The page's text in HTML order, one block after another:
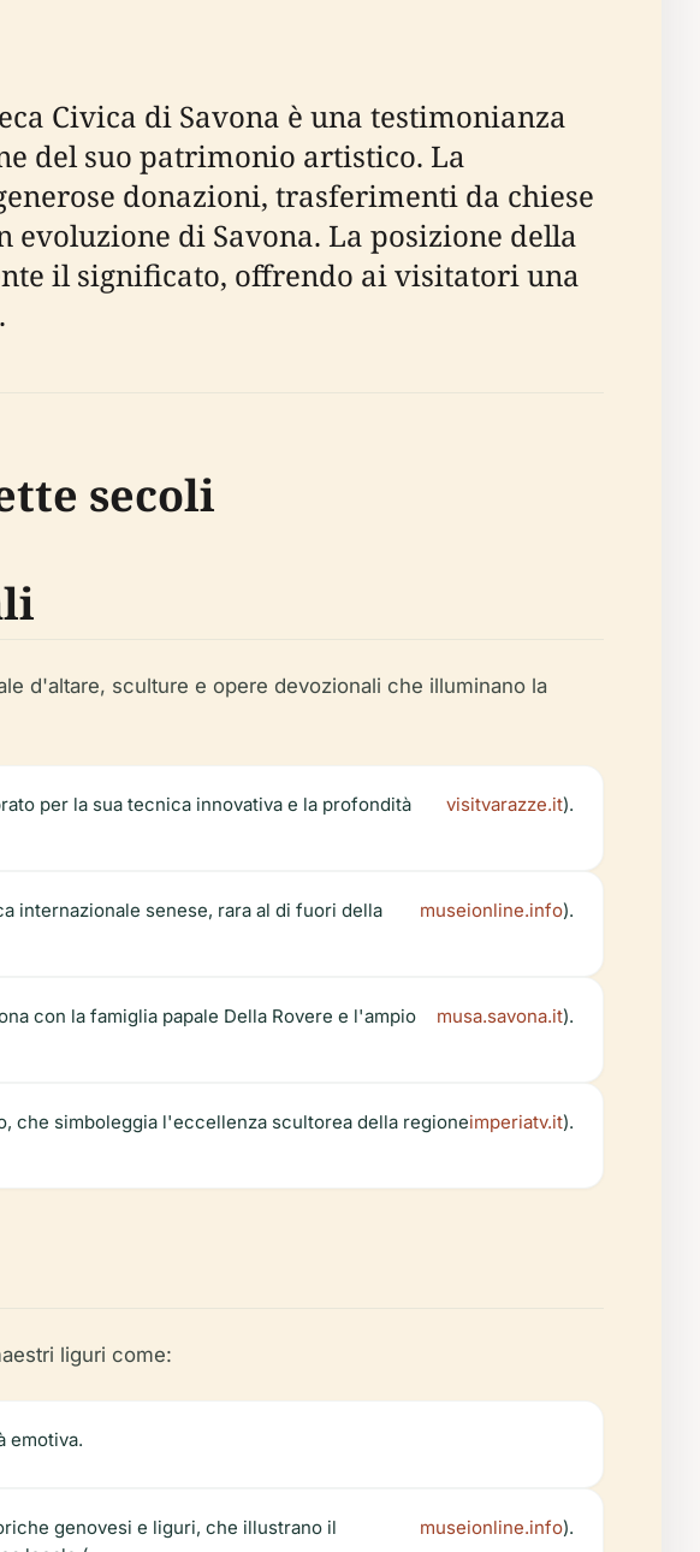
Civica di Savona è una testimonianza
del suo patrimonio artistico. La
donazioni, trasferimenti da chiese
di Savona. La posizione della
il significato, offrendo ai visitatori una
secoli
d'altare, sculture e opere devozionali che illuminano la
per la sua tecnica innovativa e la profondità
visitvarazze.it).
internazionale senese, rara al di fuori della
museionline.info).
con la famiglia papale Della Rovere e l'ampio
musa.savona.it).
che simboleggia l'eccellenza scultorea della regioneimperiatv.it).
liguri come:
emotiva.
genovesi e liguri, che illustrano il
museionline.info).